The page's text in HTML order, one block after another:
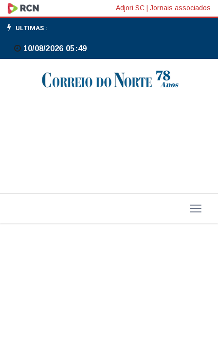
Para
Fiesp,
decisão
sobre
tarifaço
cautela
Adjori SC Jornais associados
ULTIMAS :
10/08/2026 05:49